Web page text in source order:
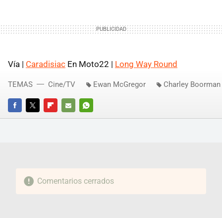
Vía | Caradisiac En Moto22 | Long Way Round
FACEBOOKTWITTERFLIPBOARD
E-
WHATSAPP
TEMAS Cine/TV Ewan McGregor Charley Boorman
Comentarios cerrados